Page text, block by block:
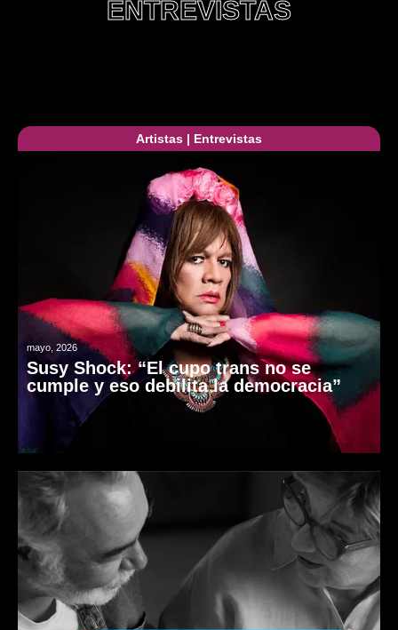
ENTREVISTAS
Artistas | Entrevistas
mayo, 2026
Susy Shock: “El cupo trans no se
cumple y eso debilita la democracia”